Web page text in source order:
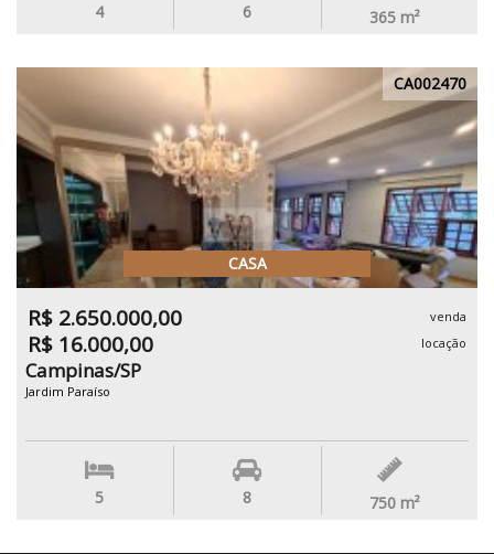
4 6 365 m²
CA002470
CASA
R$ 2.650.000,00 venda
R$ 16.000,00 locação
Campinas/SP
Jardim Paraíso
5 8 750 m²